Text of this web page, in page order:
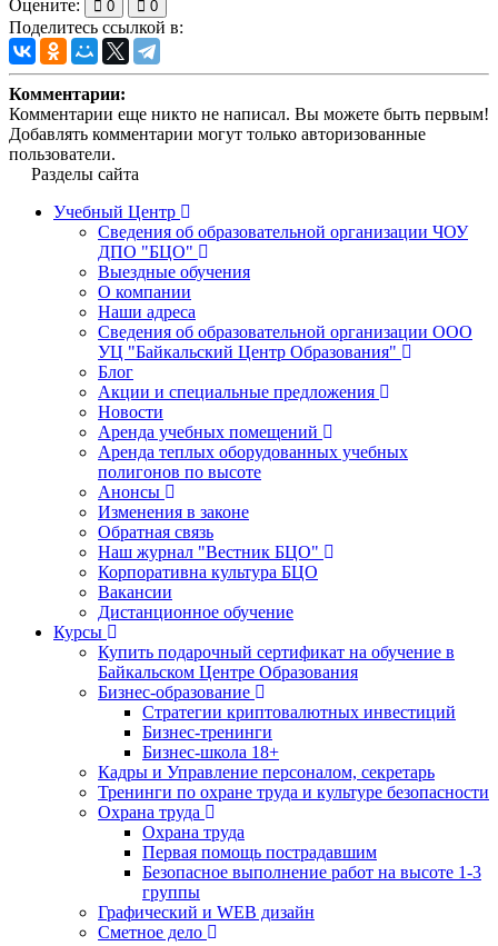
Оцените: 0 0
Поделитесь ссылкой в:
Комментарии:
Комментарии еще никто не написал. Вы можете быть первым!
Добавлять комментарии могут только авторизованные
пользователи.
Разделы сайта
Учебный Центр
Сведения об образовательной организации ЧОУ
ДПО "БЦО"
Выездные обучения
О компании
Наши адреса
Сведения об образовательной организации ООО
УЦ "Байкальский Центр Образования"
Блог
Акции и специальные предложения
Новости
Аренда учебных помещений
Аренда теплых оборудованных учебных
полигонов по высоте
Анонсы
Изменения в законе
Обратная связь
Наш журнал "Вестник БЦО"
Корпоративна культура БЦО
Вакансии
Дистанционное обучение
Курсы
Купить подарочный сертификат на обучение в
Байкальском Центре Образования
Бизнес-образование
Стратегии криптовалютных инвестиций
Бизнес-тренинги
Бизнес-школа 18+
Кадры и Управление персоналом, секретарь
Тренинги по охране труда и культуре безопасности
Охрана труда
Охрана труда
Первая помощь пострадавшим
Безопасное выполнение работ на высоте 1-3
группы
Графический и WEB дизайн
Сметное дело